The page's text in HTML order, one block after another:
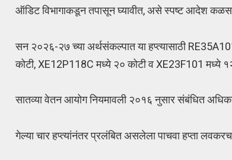
ऑडिट विभागाकडून तपासून घ्यावीत, असे स्पष्ट आदेश
सन २०२६-२७ च्या अर्थसंकल्पात या हप्त्यासाठी
कोटी, XE12P118C मध्ये २० कोटी व XE23F101 मध्ये
सातव्या वेतन आयोग नियमावली २०१६ नुसार संबंधित
गेल्या चार हप्त्यांनंतर प्रलंबित असलेला पाचवा हप्ता